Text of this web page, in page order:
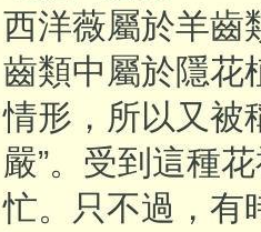
西洋薇屬於羊齒
齒類中屬於隱花
情形，所以又被
嚴”。受到這種
忙。只不過，有